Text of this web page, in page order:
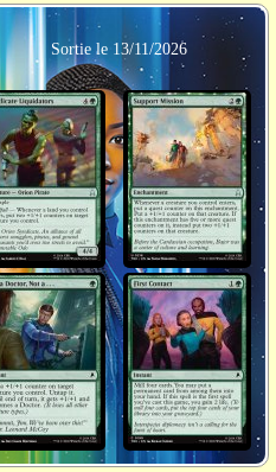
Sortie le 13/11/2026